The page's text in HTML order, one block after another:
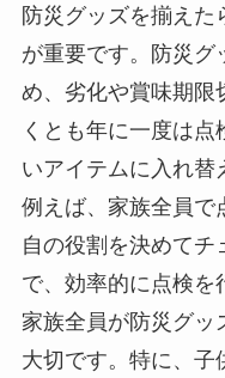
防災グッズを揃え
が重要です。防災グ
め、劣化や賞味期限
くとも年に一度は
いアイテムに入れ替
例えば、家族全員で
自の役割を決めてチ
で、効率的に点検を
家族全員が防災グッ
大切です。特に、子